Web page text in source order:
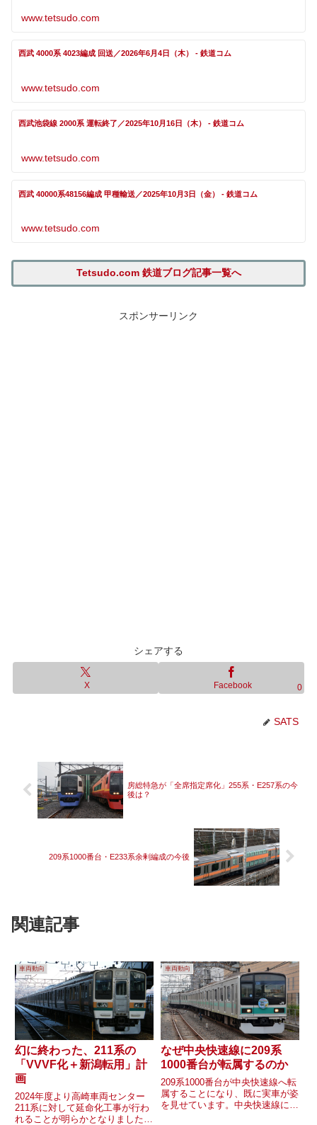
www.tetsudo.com
西武 4000系 4023編成 回送／2026年6月4日（木） - 鉄道コム
www.tetsudo.com
西武池袋線 2000系 運転終了／2025年10月16日（木） - 鉄道コム
www.tetsudo.com
西武 40000系48156編成 甲種輸送／2025年10月3日（金） - 鉄道コム
www.tetsudo.com
Tetsudo.com 鉄道ブログ記事一覧へ
スポンサーリンク
シェアする
X Facebook 0
SATS
房総特急が「全席指定席化」255系・E257系の今
後は？
209系1000番台・E233系余剰編成の今後
関連記事
車両動向
幻に終わった、211系の
「VVVF化＋新潟転用」計
画
2024年度より高崎車両センター
211系に対して延命化工事が行わ
れることが明らかとなりました。
車両動向
なぜ中央快速線に209系
1000番台が転属するのか
209系1000番台が中央快速線へ転
属することになり、既に実車が姿
を見せています。中央快速線に増